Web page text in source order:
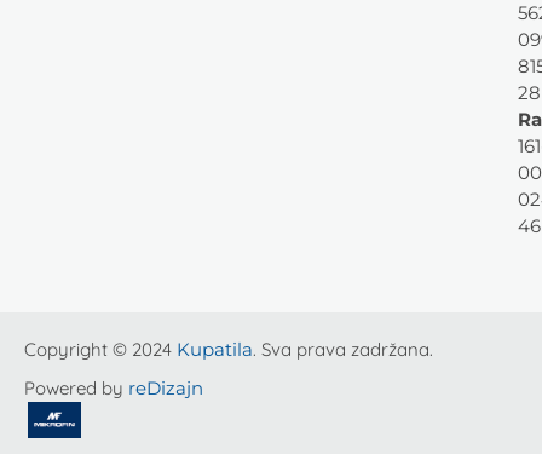
28
46
Copyright © 2024 Kupatila. Sva prava zadržana.
Powered by reDizajn